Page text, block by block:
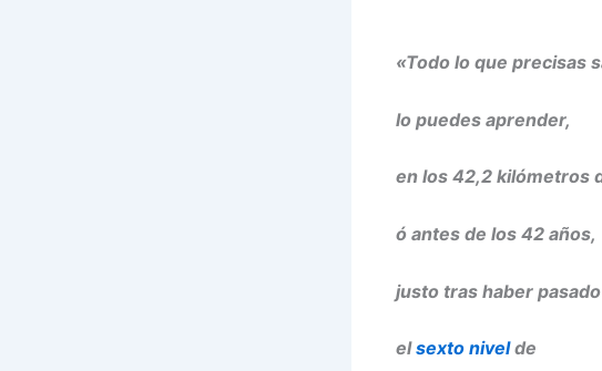
«Todo lo que precisas
lo puedes aprender,
en los 42,2 kilómetros
ó antes de los 42 años,
justo tras haber pasado
elsexto nivel de